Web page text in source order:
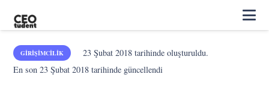
GIRIŞIMCILIK 23 Şubat 2018tarihinde oluşturuldu.
En son23 Şubat 2018 tarihinde güncellendi